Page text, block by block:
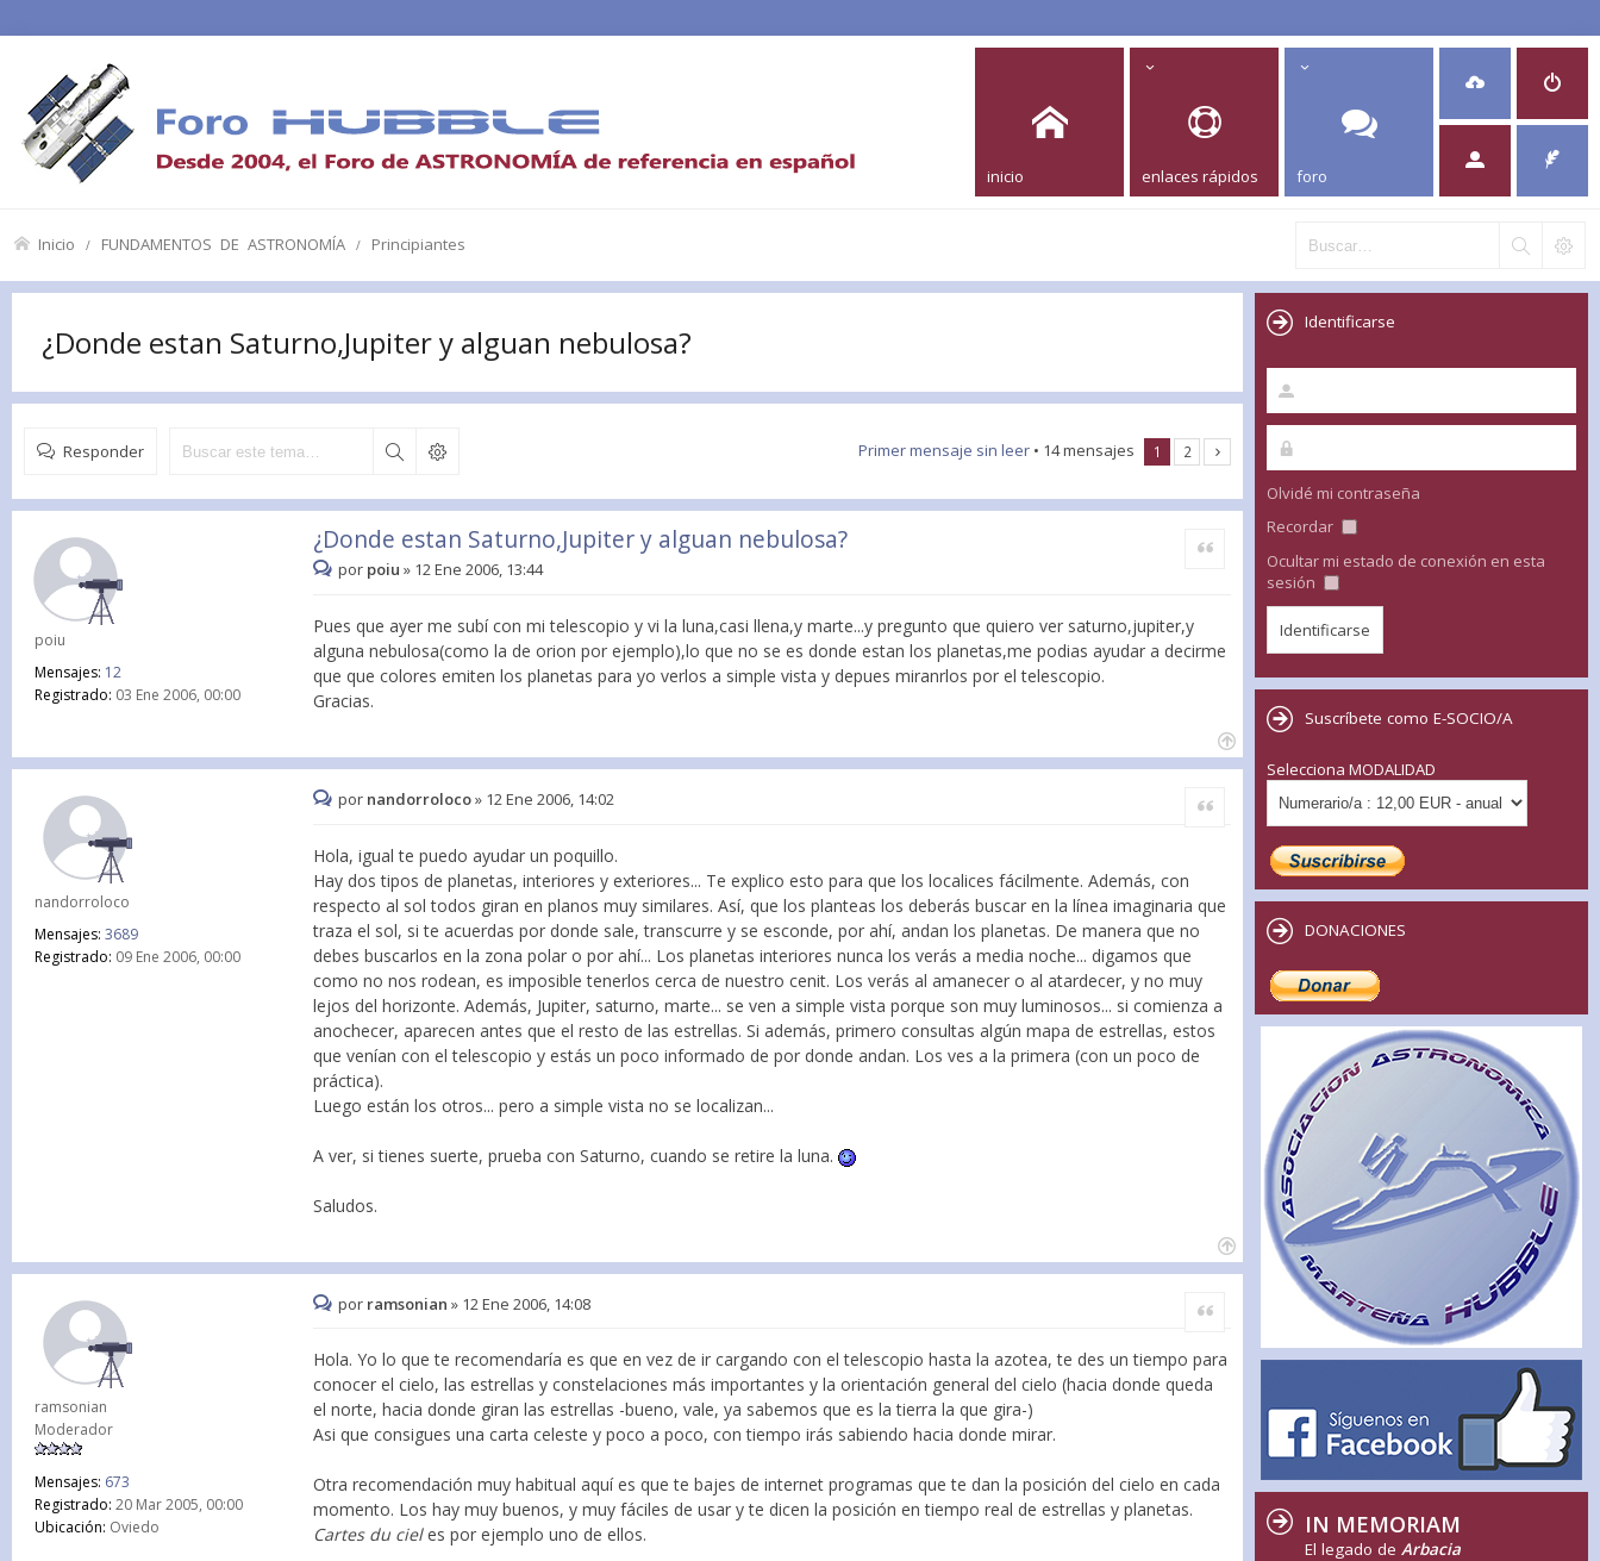
inicio enlaces rápidos foro
Inicio FUNDAMENTOS DE ASTRONOMÍA Principiantes
¿Donde estan Saturno,Jupiter y alguan nebulosa?
Responder Primer mensaje sin leer • 14 mensajes 1 2
poiu
Mensajes: 12
Registrado: 03 Ene 2006, 00:00
¿Donde estan Saturno,Jupiter y alguan nebulosa? Citar
por poiu » 12 Ene 2006, 13:44
Pues que ayer me subí con mi telescopio y vi la luna,casi llena,y marte...y pregunto que quiero ver saturno,jupiter,y
alguna nebulosa(como la de orion por ejemplo),lo que no se es donde estan los planetas,me podias ayudar a decirme
que que colores emiten los planetas para yo verlos a simple vista y depues miranrlos por el telescopio.
Gracias.
nandorroloco
Mensajes: 3689
Registrado: 09 Ene 2006, 00:00
Citar
por nandorroloco» 12 Ene 2006, 14:02
Hola, igual te puedo ayudar un poquillo.
Hay dos tipos de planetas, interiores y exteriores... Te explico esto para que los localices fácilmente. Además, con
respecto al sol todos giran en planos muy similares. Así, que los planteas los deberás buscar en la línea imaginaria que
traza el sol, si te acuerdas por donde sale, transcurre y se esconde, por ahí, andan los planetas. De manera que no
debes buscarlos en la zona polar o por ahí... Los planetas interiores nunca los verás a media noche... digamos que
como no nos rodean, es imposible tenerlos cerca de nuestro cenit. Los verás al amanecer o al atardecer, y no muy
lejos del horizonte. Además, Jupiter, saturno, marte... se ven a simple vista porque son muy luminosos... si comienza a
anochecer, aparecen antes que el resto de las estrellas. Si además, primero consultas algún mapa de estrellas, estos
que venían con el telescopio y estás un poco informado de por donde andan. Los ves a la primera (con un poco de
práctica).
Luego están los otros... pero a simple vista no se localizan...
A ver, si tienes suerte, prueba con Saturno, cuando se retire la luna.
Saludos.
ramsonian
Moderador
Mensajes: 673
Registrado: 20 Mar 2005, 00:00
Ubicación: Oviedo
Citar
por ramsonian » 12 Ene 2006, 14:08
Hola. Yo lo que te recomendaría es que en vez de ir cargando con el telescopio hasta la azotea, te des un tiempo para
conocer el cielo, las estrellas y constelaciones más importantes y la orientación general del cielo (hacia donde queda
el norte, hacia donde giran las estrellas -bueno, vale, ya sabemos que es la tierra la que gira-)
Asi que consigues una carta celeste y poco a poco, con tiempo irás sabiendo hacia donde mirar.
Otra recomendación muy habitual aquí es que te bajes de internet programas que te dan la posición del cielo en cada
momento. Los hay muy buenos, y muy fáciles de usar y te dicen la posición en tiempo real de estrellas y planetas.
Cartes du cieles por ejemplo uno de ellos.
Identificarse
Olvidé mi contraseña
Recordar
Ocultar mi estado de conexión en esta
sesión
Suscríbete como E-SOCIO/A
Selecciona MODALIDAD
DONACIONES
IN MEMORIAM
El legado de Arbacia